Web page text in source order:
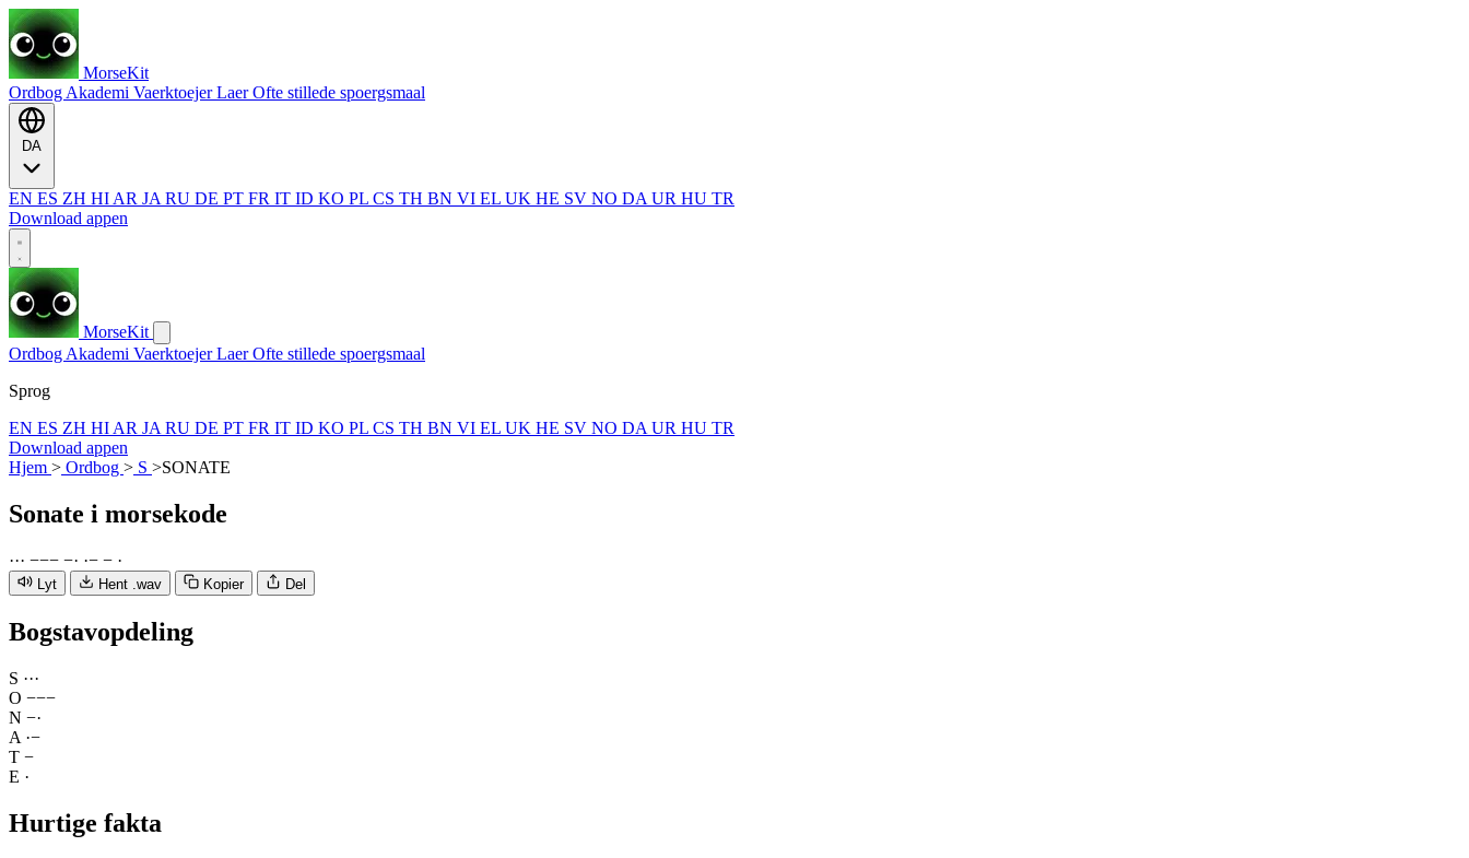
MorseKit
Ordbog Akademi VaerktoejerLaerOfte stillede spoergsmaal
EN ES ZH HI AR JA RU DE PT FR IT ID KO PL CS TH BN VI EL UK HE SV NO DA UR HU TR
Download appen
MorseKit
Ordbog Akademi VaerktoejerLaerOfte stillede spoergsmaal
Sprog
EN ES ZH HI AR JA RU DE PT FR IT ID KO PL CS TH BN VI EL UK HE SV NO DA UR HU TR
Download appen
Hjem > Ordbog > S >SONATE
Sonate i morsekode
··· −−− −· ·− − ·
Lyt Hent .wav Kopier Del
Bogstavopdeling
S ···
O −−−
N −·
A ·−
T −
E ·
Hurtige fakta